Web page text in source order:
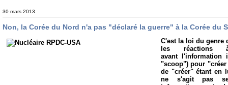
30 mars 2013
Non, la Corée du Nord n'a pas "déclaré la guerre" à la Corée du
C'est la loi du genre
les réactions
avant l'information
"scoop") pour "créer
de "créer" étant en
ne s'agit pas